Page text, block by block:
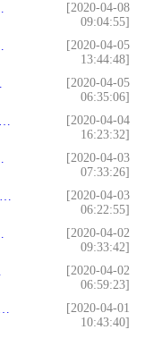
[2020-04-08
09:04:55]
[2020-04-05
13:44:48]
[2020-04-05
06:35:06]
[2020-04-04
16:23:32]
[2020-04-03
07:33:26]
[2020-04-03
06:22:55]
[2020-04-02
09:33:42]
[2020-04-02
06:59:23]
[2020-04-01
10:43:40]